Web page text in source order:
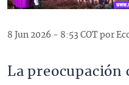
8 Jun 2026 - 8:53 COT por
La preocupación